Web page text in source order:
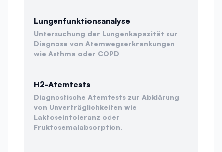
Lungenfunktionsanalyse
Untersuchung der Lungenkapazität zur
Diagnose von Atemwegserkrankungen
wie Asthma oder COPD
H2-Atemtests
Diagnostische Atemtests zur Abklärung
von Unverträglichkeiten wie
Laktoseintoleranz oder
Fruktosemalabsorption.